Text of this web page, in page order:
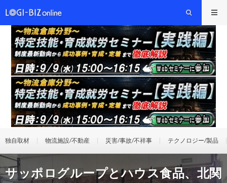
独自取材 物流施設/不動産 災害/事故/不祥事 テクノロジー/製品
サッポログループとハウス食品、北関